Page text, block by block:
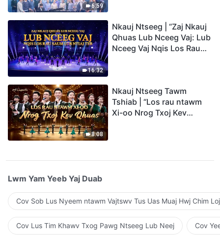
6:59
16:32
Nkauj Ntseeg | “Zaj Nkauj
Qhuas Lub Nceeg Vaj: Lub
Nceeg Vaj Nqis Los Rau
8:08
Nkauj Ntseeg Tawm
Tshiab | “Los rau ntawm
Xi-oo Nrog Txoj Kev
Lwm Yam Yeeb Yaj Duab
Cov Sob Lus Nyeem ntawm Vajtswv Tus Uas Muaj Hwj Chim
Cov Lus Tim Khawv Txog Pawg Ntseeg Lub Neej Cov